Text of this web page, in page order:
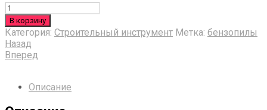
Количество
В корзину
Категория: Строительный инструмент Метка: бензопилы
Назад
Вперед
Описание